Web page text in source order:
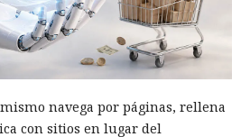
navega por páginas, rellena
con sitios en lugar del